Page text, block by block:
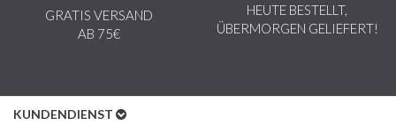
GRATIS VERSAND
AB 75€
HEUTE BESTELLT,
ÜBERMORGEN GELIEFERT!
KUNDENDIENST